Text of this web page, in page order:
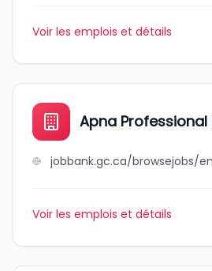
Voir les emplois et détails
Apna Professional
Voir les emplois et détails